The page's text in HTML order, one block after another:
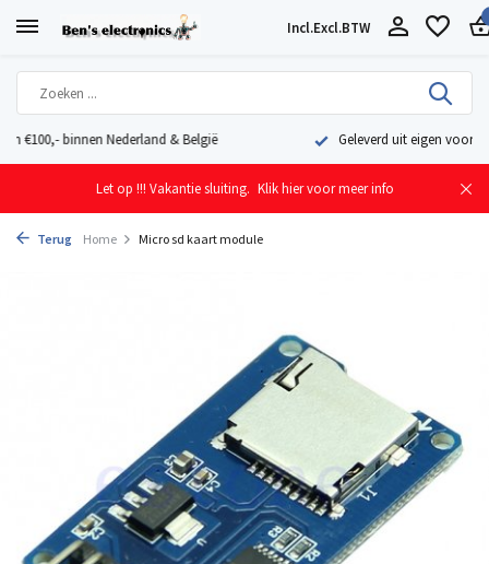
Incl.Excl.BTW
Geleverd uit eigen voorraad vanuit ons magazijn in Nederland
Let op !!! Vakantie sluiting. Klik hier voor meer info
Terug Home Micro sd kaart module